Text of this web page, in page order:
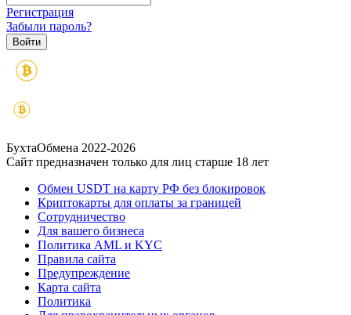
Регистрация
Забыли пароль?
БухтаОбмена 2022-2026
Сайт предназначен только для лиц старше 18 лет
Обмен USDT на карту РФ без блокировок
Криптокарты для оплаты за границей
Сотрудничество
Для вашего бизнеса
Политика AML и KYC
Правила сайта
Предупреждение
Карта сайта
Политика